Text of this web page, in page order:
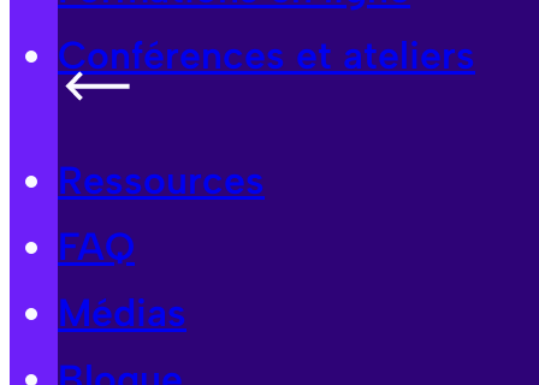
Conférences et ateliers
Ressources
FAQ
Médias